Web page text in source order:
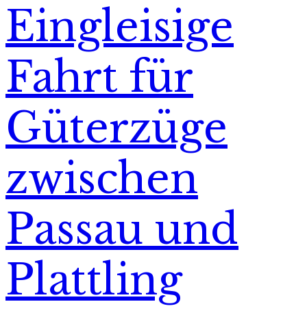
Eingleisige
Fahrt für
Güterzüge
zwischen
Passau und
Plattling